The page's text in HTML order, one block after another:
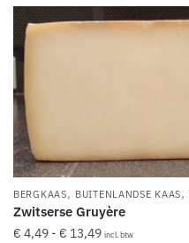
BERGKAAS, BUITENLANDSE KAAS,
Zwitserse Gruyère
€ 4,49 - € 13,49Prijsklasse:
incl. btw